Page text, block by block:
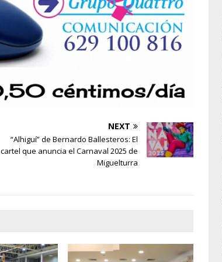
NEXT
“Alhiguí” de Bernardo Ballesteros: El
cartel que anuncia el Carnaval 2025 de
Miguelturra